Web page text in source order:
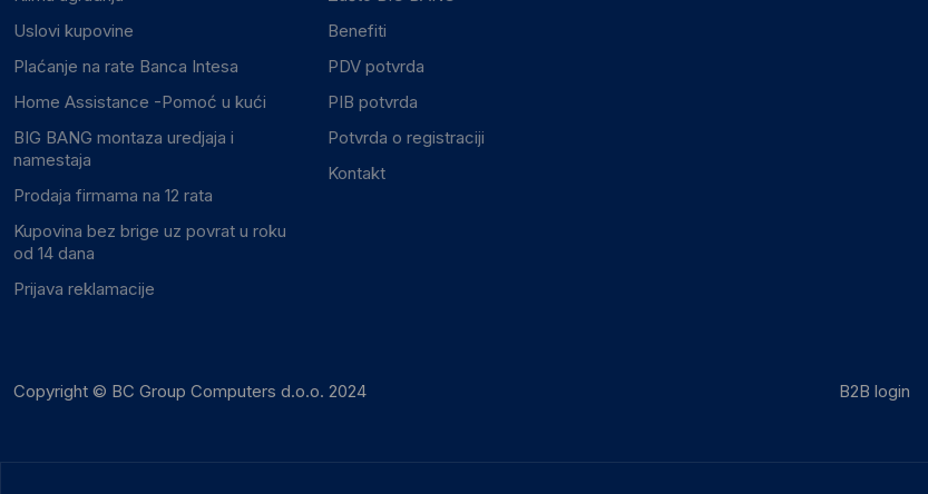
Uslovi kupovine
Plaćanje na rate Banca Intesa
Home Assistance -Pomoć u kući
BIG BANG montaza uredjaja i
namestaja
Prodaja firmama na 12 rata
Kupovina bez brige uz povrat u roku
od 14 dana
Prijava reklamacije
Benefiti
PDV potvrda
PIB potvrda
Potvrda o registraciji
Kontakt
Copyright © BC Group Computers d.o.o. 2024 B2B login